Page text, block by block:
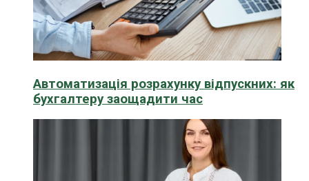
Автоматизація розрахунку відпускних: як
бухгалтеру заощадити час